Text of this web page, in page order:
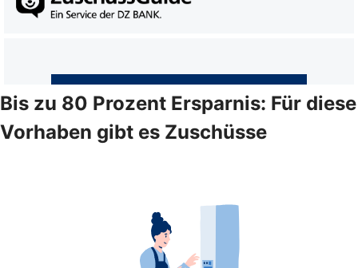
Bis zu 80 Prozent Ersparnis: Für diese
Vorhaben gibt es Zuschüsse